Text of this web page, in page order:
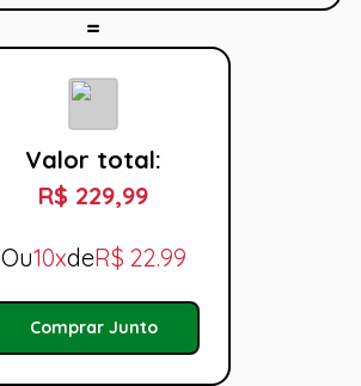
Valor total:
R$ 229,99
Ou10xdeR$ 22.99
Comprar Junto